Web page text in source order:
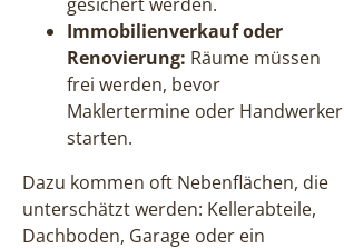
Immobilienverkauf oder
Renovierung: Räume müssen
frei werden, bevor
Maklertermine oder Handwerker
starten.
Dazu kommen oft Nebenflächen, die
unterschätzt werden: Kellerabteile,
Dachboden, Garage oder ein